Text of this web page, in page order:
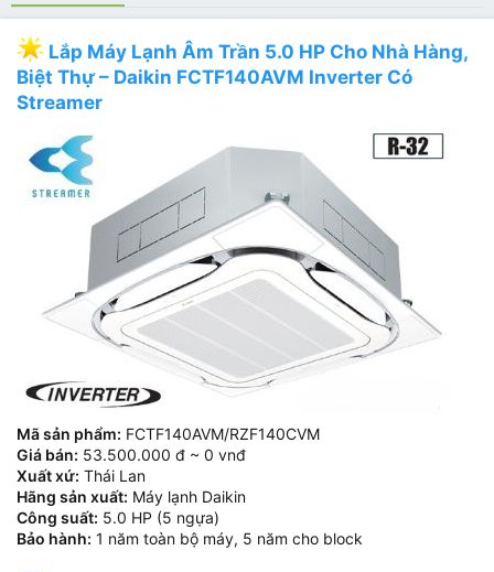
d
a
t
Lắp Máy Lạnh Âm Trần 5.0 HP Cho Nhà Hàng,
Biệt Thự – Daikin FCTF140AVM Inverter Có
Streamer
Mã sản phẩm: FCTF140AVM/RZF140CVM
Giá bán: 53.500.000 đ ~ 0 vnđ
Xuất xứ: Thái Lan
Hãng sản xuất: Máy lạnh Daikin
Công suất: 5.0 HP (5 ngựa)
Bảo hành: 1 năm toàn bộ máy, 5 năm cho block